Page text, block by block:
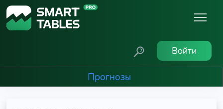
Войти
Прогнозы